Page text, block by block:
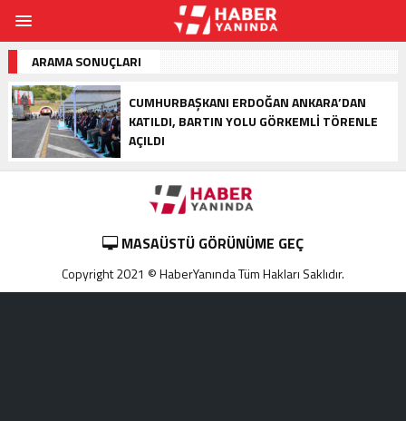
ARAMA SONUÇLARI
CUMHURBAŞKANI ERDOĞAN ANKARA’DAN
KATILDI, BARTIN YOLU GÖRKEMLI TÖRENLE
AÇILDI
MASAÜSTÜ GÖRÜNÜME GEÇ
Copyright 2021 © HaberYanında Tüm Hakları Saklıdır.